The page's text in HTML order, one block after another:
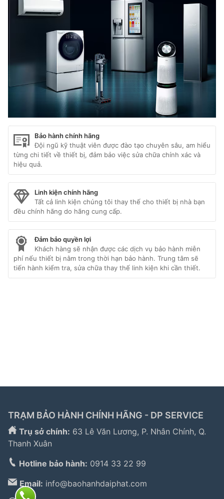
Bảo hành chính hãng
Đội ngũ kỹ thuật viên được đào tạo chuyên sâu, am hiểu
từng chi tiết về thiết bị, đảm bảo việc sửa chữa chính xác và
hiệu quả.
Linh kiện chính hãng
Tất cả linh kiện chúng tôi thay thế cho thiết bị nhà bạn
đều chính hãng do hãng cung cấp.
Đảm bảo quyền lợi
Khách hàng sẽ nhận được các dịch vụ bảo hành miễn
phí nếu thiết bị nằm trong thời hạn bảo hành. Trung tâm sẽ
tiến hành kiểm tra, sửa chữa thay thế linh kiện khi cần thiết.
TRẠM BẢO HÀNH CHÍNH HÃNG - DP SERVICE
Trụ sở chính: 63 Lê Văn Lương, P. Nhân Chính, Q.
Thanh Xuân
Hotline bảo hành: 0914 33 22 99
Email: info@baohanhdaiphat.com